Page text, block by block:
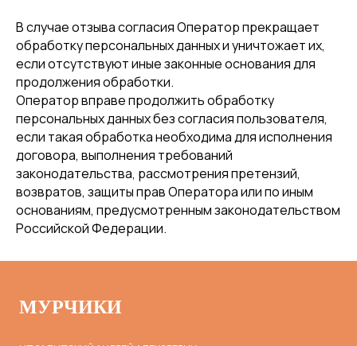
В случае отзыва согласия Оператор прекращает
обработку персональных данных и уничтожает их,
если отсутствуют иные законные основания для
продолжения обработки.
Оператор вправе продолжить обработку
персональных данных без согласия пользователя,
если такая обработка необходима для исполнения
договора, выполнения требований
законодательства, рассмотрения претензий,
возвратов, защиты прав Оператора или по иным
основаниям, предусмотренным законодательством
Российской Федерации.
МУРЧИКИ